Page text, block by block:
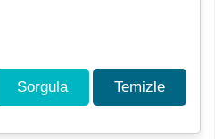
Sorgula Temizle